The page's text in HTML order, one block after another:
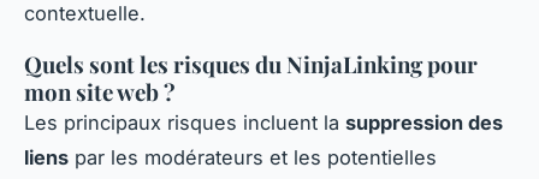
contextuelle.
Quels sont les risques du NinjaLinking pour
mon site web ?
Les principaux risques incluent la suppression des
liens par les modérateurs et les potentielles